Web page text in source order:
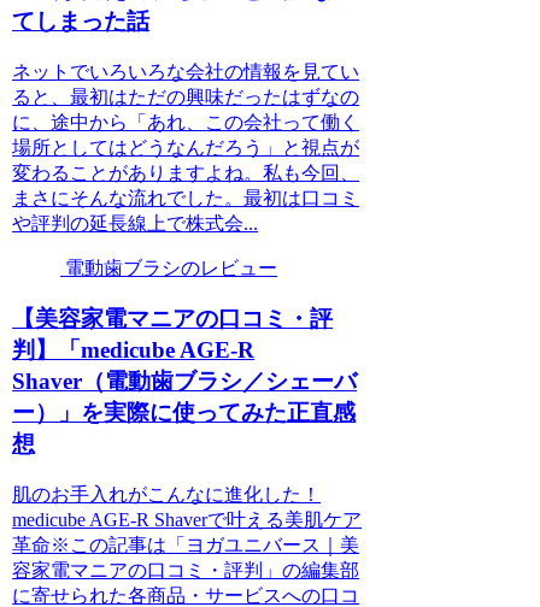
てしまった話
ネットでいろいろな会社の情報を見てい
ると、最初はただの興味だったはずなの
に、途中から「あれ、この会社って働く
場所としてはどうなんだろう」と視点が
変わることがありますよね。私も今回、
まさにそんな流れでした。最初は口コミ
や評判の延長線上で株式会...
電動歯ブラシのレビュー
【美容家電マニアの口コミ・評
判】「medicube AGE-R
Shaver（電動歯ブラシ／シェーバ
ー）」を実際に使ってみた正直感
想
肌のお手入れがこんなに進化した！
medicube AGE-R Shaverで叶える美肌ケア
革命※この記事は「ヨガユニバース｜美
容家電マニアの口コミ・評判」の編集部
に寄せられた各商品・サービスへの口コ